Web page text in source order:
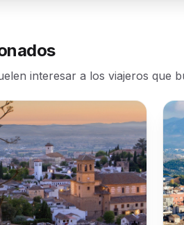
interesar a los viajeros que